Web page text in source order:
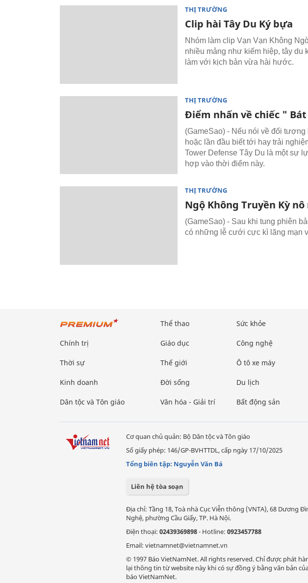
THỊ TRƯỜNG
Clip hài Tây Du Ký bựa
Nhóm làm clip Vạn Vạn Không
nhiều mảng như kiếm hiệp, tây du
làm với kịch bản vừa hài hước.
THỊ TRƯỜNG
Điểm nhấn về chiếc "
(GameSao) - Nếu nói về đối
hoặc lần đầu biết tới hay trải
Tower Defense Tây Du là một sự
hợp vào thời điểm này.
THỊ TRƯỜNG
Ngộ Không Truyền Kỳ
(GameSao) - Sau khi tung phiên
có những lễ cưới cực kì lãng mạn
Chính trị
Thời sự
Kinh doanh
Dân tộc và Tôn giáo
Thể thao
Giáo dục
Thế giới
Đời sống
Văn hóa - Giải trí
Sức khỏe
Công nghệ
Ô tô xe máy
Du lịch
Bất động sản
Cơ quan chủ quản: Bộ Dân tộc và Tôn giáo
Số giấy phép: 146/GP-BVHTTDL, cấp ngày 17/10/2025
Tổng biên tập: Nguyễn Văn Bá
Liên hệ tòa soạn
Địa chỉ: Tầng 18, Toà nhà Cục Viễn thông (VNTA), 68 Dương
Nghệ, phường Cầu Giấy, TP. Hà Nội.
Điện thoại: 02439369898- Hotline: 0923457788
Email: vietnamnet@vietnamnet.vn
© 1997 Báo VietNamNet. All rights reserved. Chỉ được phát
lại thông tin từ website này khi có sự đồng ý bằng văn bản
báo VietNamNet.